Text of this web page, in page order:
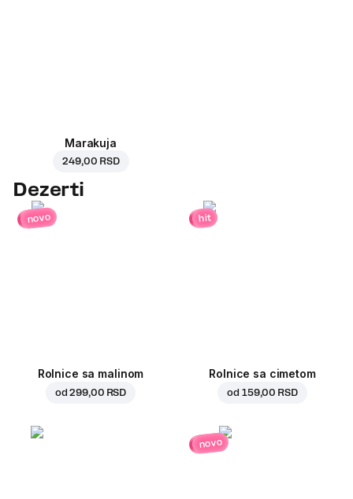
Marakuja
249,00 RSD
Dezerti
novo
Rolnice sa malinom
od299,00 RSD
hit
Rolnice sa cimetom
od 159,00 RSD
novo